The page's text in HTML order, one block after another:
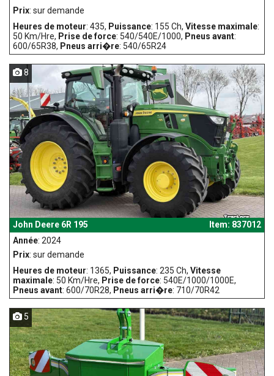
Prix: sur demande
Heures de moteur: 435, Puissance: 155 Ch, Vitesse maximale:
50 Km/Hre, Prise de force: 540/540E/1000, Pneus avant:
600/65R38, Pneus arri�re: 540/65R24
8
John Deere 6R 195
Item: 837012
Année: 2024
Prix: sur demande
Heures de moteur: 1365, Puissance: 235 Ch, Vitesse
maximale: 50 Km/Hre, Prise de force: 540E/1000/1000E,
Pneus avant: 600/70R28, Pneus arri�re: 710/70R42
5